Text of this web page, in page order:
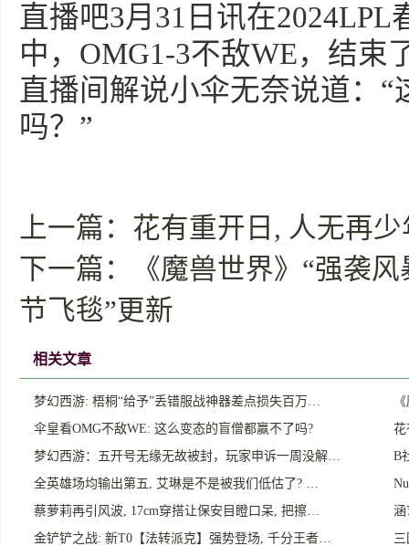
直播吧3月31日讯在
中，OMG1-3不敌WE，结束
直播间解说小伞无奈说道：
吗？”
上一篇： 花有重开日, 人无再
下一篇：
《魔兽世界》“强袭
节飞毯”更新
相关文章
梦幻西游: 梧桐“给予”丢错服战神器差点损失百万…
伞皇看OMG不敌WE: 这么变态的盲僧都赢不了吗?
花
梦幻西游：五开号无缘无故被封，玩家申诉一周没解…
B
全英雄场均输出第五, 艾琳是不是被我们低估了? …
蔡萝莉再引风波, 17cm穿搭让保安目瞪口呆, 把擦…
涵
金铲铲之战: 新T0【法转派克】强势登场, 千分王者…